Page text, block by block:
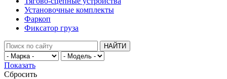
Установочные комплекты
Фаркоп
Фиксатор груза
НАЙТИ
Показать
Сбросить